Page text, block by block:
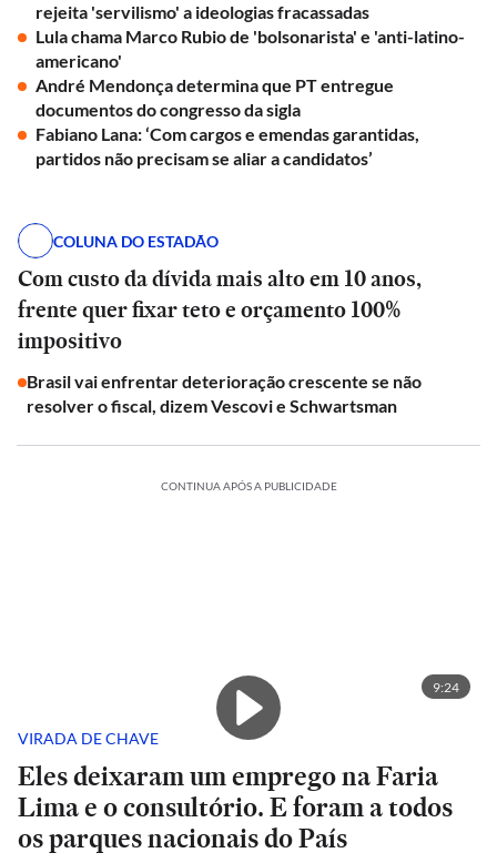
rejeita 'servilismo' a ideologias fracassadas
Lula chama Marco Rubio de 'bolsonarista' e 'anti-latino-
americano'
André Mendonça determina que PT entregue
documentos do congresso da sigla
Fabiano Lana: ‘Com cargos e emendas garantidas,
partidos não precisam se aliar a candidatos’
COLUNA DO ESTADÃO
Com custo da dívida mais alto em 10 anos,
frente quer fixar teto e orçamento 100%
impositivo
Brasil vai enfrentar deterioração crescente se não
resolver o fiscal, dizem Vescovi e Schwartsman
CONTINUA APÓS A PUBLICIDADE
9:24
VIRADA DE CHAVE
Eles deixaram um emprego na Faria
Lima e o consultório. E foram a todos
os parques nacionais do País